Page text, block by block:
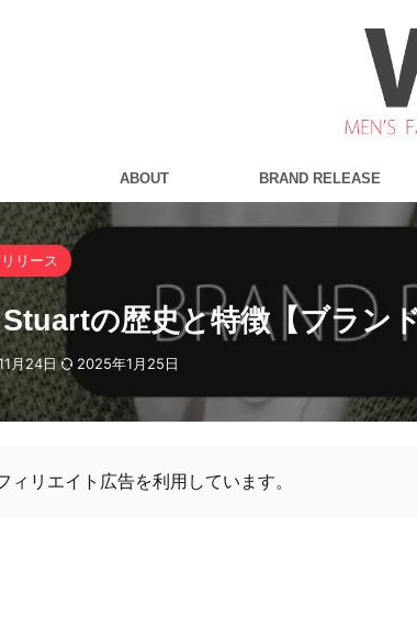
ABOUT BRAND RELEASE
リース
の歴史と特徴【ブラン
月24日 2025年1月25日
ィリエイト広告を利用しています。